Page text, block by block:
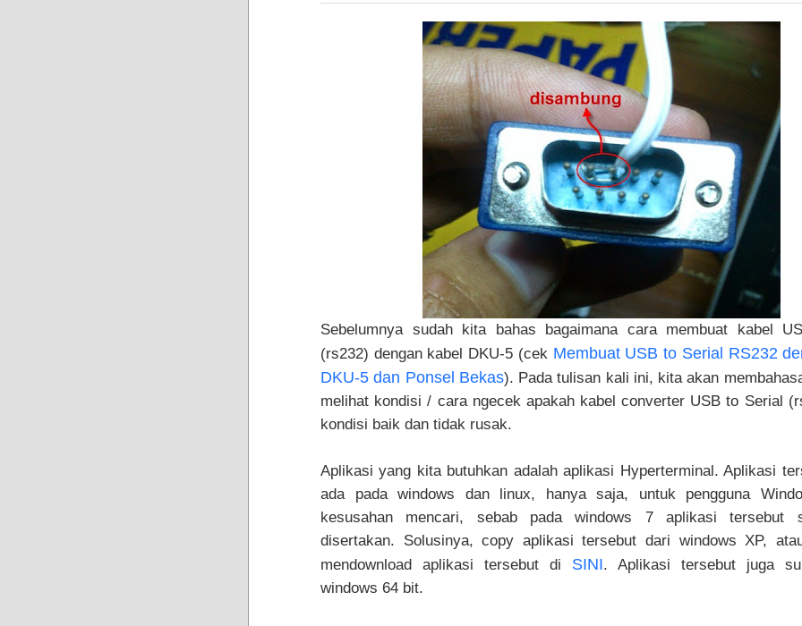
Sebelumnya sudah kita bahas bagaimana cara membuat kabel
(rs232) dengan kabel DKU-5 (cek Membuat USB to Serial RS232
DKU-5 dan Ponsel Bekas). Pada tulisan kali ini, kita akan
melihat kondisi / cara ngecek apakah kabel converter USB to Serial
kondisi baik dan tidak rusak.
Aplikasi yang kita butuhkan adalah aplikasi Hyperterminal. Aplikasi
ada pada windows dan linux, hanya saja, untuk pengguna
kesusahan mencari, sebab pada windows 7 aplikasi tersebut
disertakan. Solusinya, copy aplikasi tersebut dari windows XP,
mendownload aplikasi tersebut di SINI. Aplikasi tersebut juga
windows 64 bit.